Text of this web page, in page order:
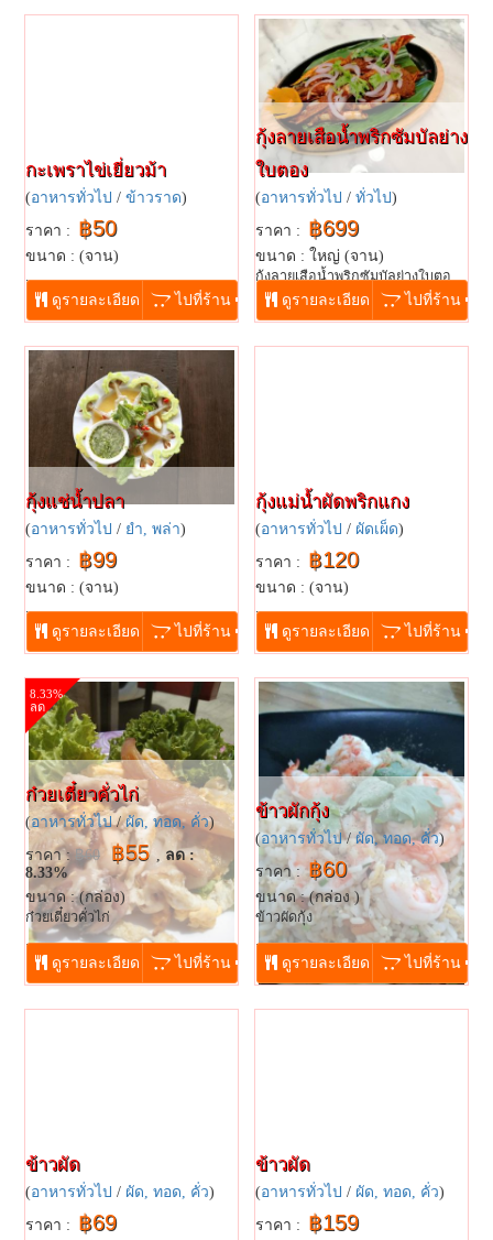
กะเพราไข่เยี่ยวม้า
(อาหารทั่วไป / ข้าวราด)
ราคา : ฿50
ขนาด : (จาน)
...
ดูรายละเอียด ไปที่ร้าน
กุ้งลายเสือน้ำพริกซัมบัลย่าง
ใบตอง
(อาหารทั่วไป / ทั่วไป)
ราคา : ฿699
ขนาด : ใหญ่ (จาน)
กุ้งลายเสือน้ำพริกซัมบัลย่างใบตอ...
ดูรายละเอียด ไปที่ร้าน
กุ้งแช่น้ำปลา
(อาหารทั่วไป / ยำ, พล่า)
ราคา : ฿99
ขนาด : (จาน)
...
ดูรายละเอียด ไปที่ร้าน
กุ้งแม่น้ำผัดพริกแกง
(อาหารทั่วไป / ผัดเผ็ด)
ราคา : ฿120
ขนาด : (จาน)
...
ดูรายละเอียด ไปที่ร้าน
8.33%
ลด
ก๋วยเตี๋ยวคั่วไก่
(อาหารทั่วไป/ผัด, ทอด, คั่ว)
ราคา :฿60 ฿55 , ลด :
8.33%
ขนาด : (กล่อง)
ก๋วยเตี๋ยวคั่วไก่
...
ดูรายละเอียด
ไปที่ร้าน
ข้าวผักกุ้ง
(อาหารทั่วไป/ผัด, ทอด, คั่ว)
ราคา : ฿60
ขนาด : (กล่อง )
ข้าวผัดกุ้ง
...
ดูรายละเอียด
ไปที่ร้าน
ข้าวผัด
(อาหารทั่วไป / ผัด, ทอด, คั่ว)
ราคา : ฿69
ข้าวผัด
(อาหารทั่วไป / ผัด, ทอด, คั่ว)
ราคา : ฿159